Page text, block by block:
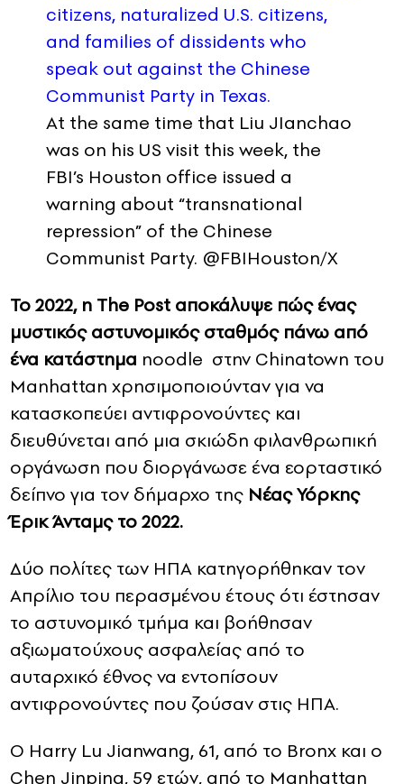
At the same time that Liu JIanchao
was on his US visit this week, the
FBI’s Houston office issued a
warning about “transnational
repression” of the Chinese
Communist Party. @FBIHouston/X
Το 2022, η The Post αποκάλυψε πώς ένας
μυστικός αστυνομικός σταθμός πάνω από
ένα κατάστημα noodle στην Chinatown του
Manhattan χρησιμοποιούνταν για να
κατασκοπεύει αντιφρονούντες και
διευθύνεται από μια σκιώδη φιλανθρωπική
οργάνωση που διοργάνωσε ένα εορταστικό
δείπνο για τον δήμαρχο της Νέας Υόρκης
Έρικ Άνταμς το 2022.
Δύο πολίτες των ΗΠΑ κατηγορήθηκαν τον
Απρίλιο του περασμένου έτους ότι έστησαν
το αστυνομικό τμήμα και βοήθησαν
αξιωματούχους ασφαλείας από το
αυταρχικό έθνος να εντοπίσουν
αντιφρονούντες που ζούσαν στις ΗΠΑ.
Ο Harry Lu Jianwang, 61, από το Bronx και ο
Chen Jinping, 59 ετών, από το Manhattan